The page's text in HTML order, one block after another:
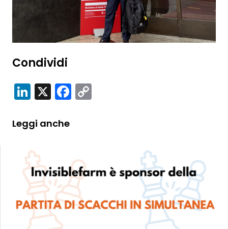
Condividi
LinkedIn
X Facebook
Leggi anche